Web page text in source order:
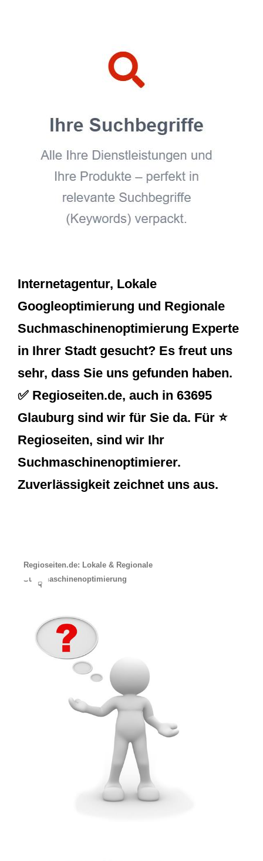
Internetagentur, Lokale
Googleoptimierung und Regionale
Suchmaschinenoptimierung Experte
in Ihrer Stadt gesucht? Es freut uns
sehr, dass Sie uns gefunden haben.
✅ Regioseiten.de, auch in 63695
Glauburg sind wir für Sie da. Für ⭐
Regioseiten, sind wir Ihr
Suchmaschinenoptimierer.
Zuverlässigkeit zeichnet uns aus.
Regioseiten.de: Lokale & Regionale
Suchmaschinenoptimierung
☟